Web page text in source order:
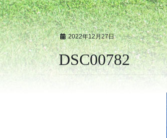
2022年12月27日
DSC00782